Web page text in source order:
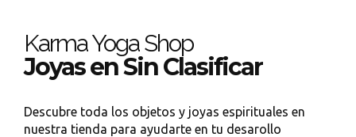
Karma Yoga Shop
Joyas en Sin Clasificar
Descubre toda los objetos y joyas espirituales en
nuestra tienda para ayudarte en tu desarollo